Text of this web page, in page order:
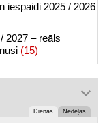
iespaidi 2025 / 2026
2027 – reāls
(15)
Dienas Nedēļas